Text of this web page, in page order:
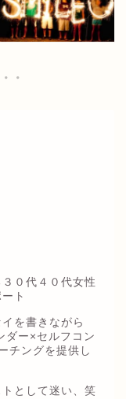
０代４０代女性
ト
を書きながら
ダー×セルフコン
チングを提供し
として迷い、笑